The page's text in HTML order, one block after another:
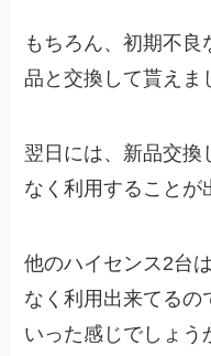
もちろん、初期不
品と交換して貰えま
翌日には、新品交換
なく利用することが
他のハイセンス2台
なく利用出来てるの
いった感じでしょう